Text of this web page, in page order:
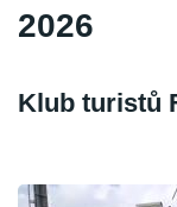
2026
Klub turistů